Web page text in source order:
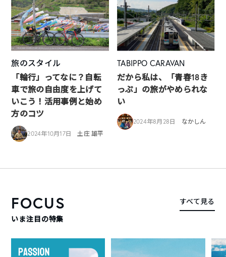
旅のスタイル
「輪行」ってなに？自転
車で旅の自由度を上げて
いこう！活用事例と始め
方のコツ
2024年10月17日 土庄 雄平
TABIPPO CARAVAN
だから私は、「青春18き
っぷ」の旅がやめられな
い
2024年8月28日 なかしん
FOCUS
いま注目の特集
すべて見る